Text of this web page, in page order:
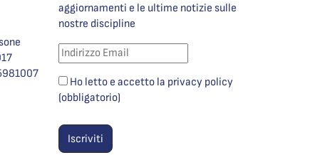
aggiornamenti e le ultime notizie sulle
nostre discipline
Ho letto e accetto la privacy policy
(obbligatorio)